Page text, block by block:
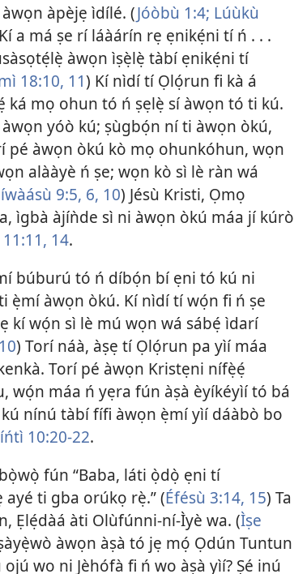
àpèjẹ ìdílé. (Jóòbù 1:4; Lúùkù
a má ṣe rí láàárín rẹ ẹnikẹ́ni tí ń . . .
àwọn ìṣẹ̀lẹ̀ tàbí ẹnikẹ́ni tí
18:10, 11) Kí nìdí tí Ọlọ́run fi kà á
ká mọ ohun tó ń ṣẹlẹ̀ sí àwọn tó ti kú.
yóò kú; ṣùgbọ́n ní ti àwọn òkú,
pé àwọn òkú kò mọ ohunkóhun, wọn
alààyè ń ṣe; wọn kò sì lè ràn wá
9:5, 6, 10) Jésù Kristi, Ọmọ
ìgbà àjíǹde sì ni àwọn òkú máa jí kúrò
11:11, 14.
búburú tó ń díbọ́n bí ẹni tó kú ni
ẹ̀mí àwọn òkú. Kí nìdí tí wọ́n fi ń ṣe
kí wọ́n sì lè mú wọn wá sábẹ́ ìdarí
) Torí náà, àṣẹ tí Ọlọ́run pa yìí máa
Torí pé àwọn Kristẹni nífẹ̀ẹ́
wọ́n máa ń yẹra fún àṣà èyíkéyìí tó bá
nínú tàbí fífi àwọn ẹ̀mí yìí dáàbò bo
10:20-22.
fún “Baba, láti ọ̀dọ̀ ẹni tí
ti gba orúkọ rẹ̀.” (Éfésù 3:14, 15) Ta
Ẹlẹ́dàá àti Olùfúnni-ní-Ìyè wa. (Ìṣe
àwọn àṣà tó jẹ mọ́ Ọdún Tuntun
wo ni Jèhófà fi ń wo àṣà yìí? Ṣé inú